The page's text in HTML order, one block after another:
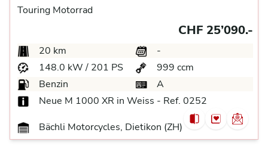
Touring Motorrad
CHF 25’090.-
20 km
-
148.0 kW / 201 PS
999 ccm
Benzin
A
Neue M 1000 XR in Weiss - Ref. 0252
Bächli Motorcycles, Dietikon (ZH)